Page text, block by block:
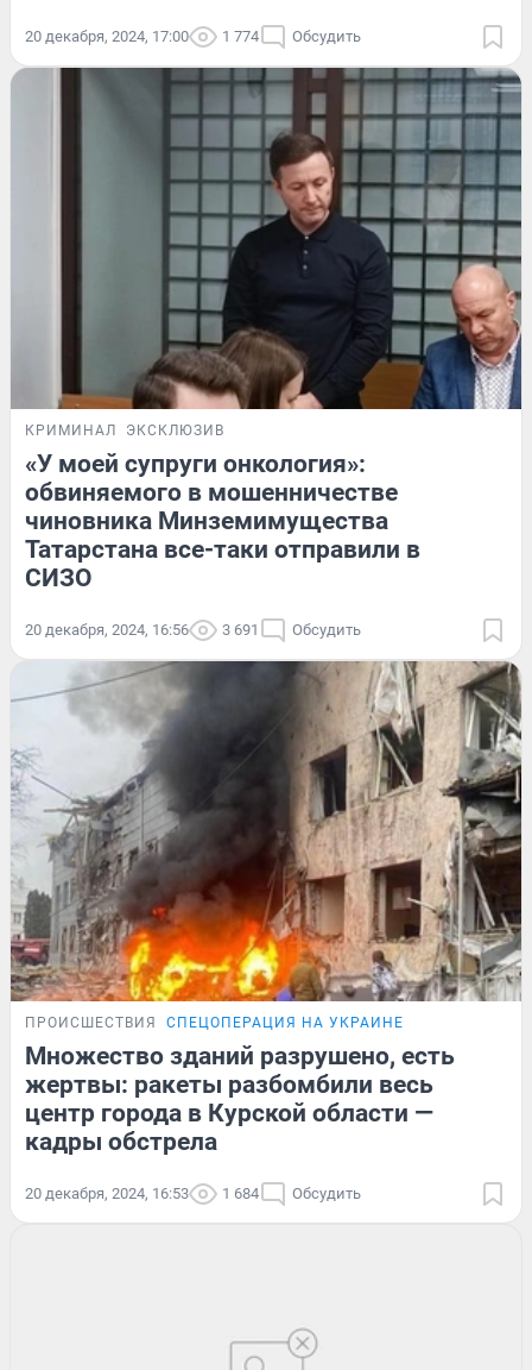
20 декабря, 2024, 17:00 1 774 Обсудить
КРИМИНАЛ ЭКСКЛЮЗИВ
«У моей супруги онкология»:
обвиняемого в мошенничестве
чиновника Минземимущества
Татарстана все-таки отправили в
СИЗО
20 декабря, 2024, 16:56 3 691 Обсудить
ПРОИСШЕСТВИЯ СПЕЦОПЕРАЦИЯ НА УКРАИНЕ
Множество зданий разрушено, есть
жертвы: ракеты разбомбили весь
центр города в Курской области —
кадры обстрела
20 декабря, 2024, 16:53 1 684 Обсудить